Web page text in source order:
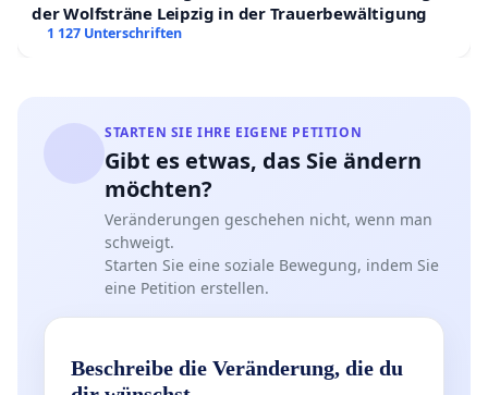
der Wolfsträne Leipzig in der Trauerbewältigung
1 127 Unterschriften
STARTEN SIE IHRE EIGENE PETITION
Gibt es etwas, das Sie ändern
möchten?
Veränderungen geschehen nicht, wenn man
schweigt.
Starten Sie eine soziale Bewegung, indem Sie
eine Petition erstellen.
Beschreibe die Veränderung, die du